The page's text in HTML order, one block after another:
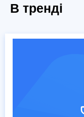
В тренді